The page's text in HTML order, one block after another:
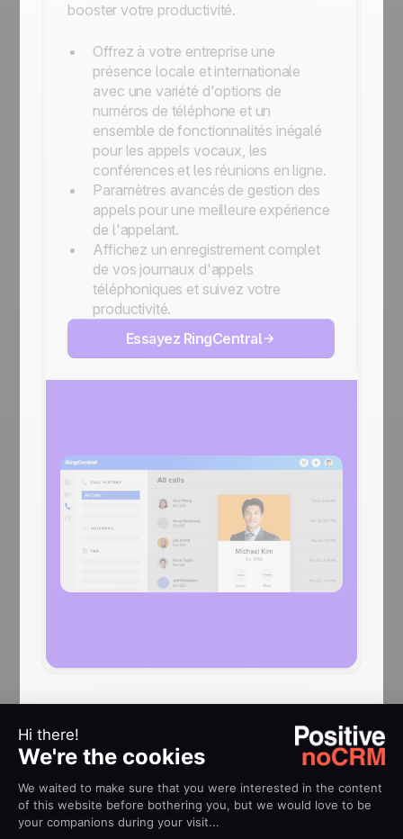
booster votre productivité.
Offrez à votre entreprise une
présence locale et internationale
avec une variété d'options de
numéros de téléphone et un
ensemble de fonctionnalités inégalé
pour les appels vocaux, les
conférences et les réunions en ligne.
Paramètres avancés de gestion des
appels pour une meilleure expérience
de l'appelant.
Affichez un enregistrement complet
de vos journaux d'appels
téléphoniques et suivez votre
productivité.
Essayez RingCentral
AIDE
Guides
d’implémentation